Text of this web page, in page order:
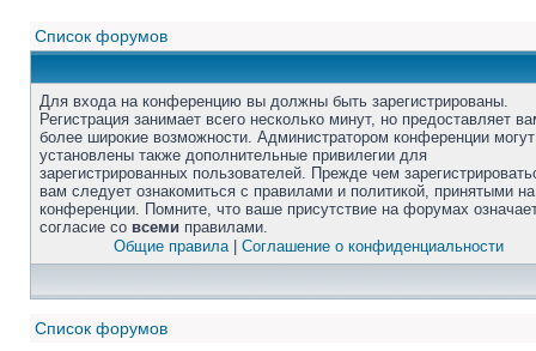
Список форумов
Для входа на конференцию вы должны быть зарегистрированы.
Регистрация занимает всего несколько минут, но предоставляет
более широкие возможности. Администратором конференции
установлены также дополнительные привилегии для
зарегистрированных пользователей. Прежде чем
вам следует ознакомиться с правилами и политикой, принятыми на
конференции. Помните, что ваше присутствие на форумах
согласие со всеми правилами.
Общие правила| Соглашение о конфиденциальности
Список форумов